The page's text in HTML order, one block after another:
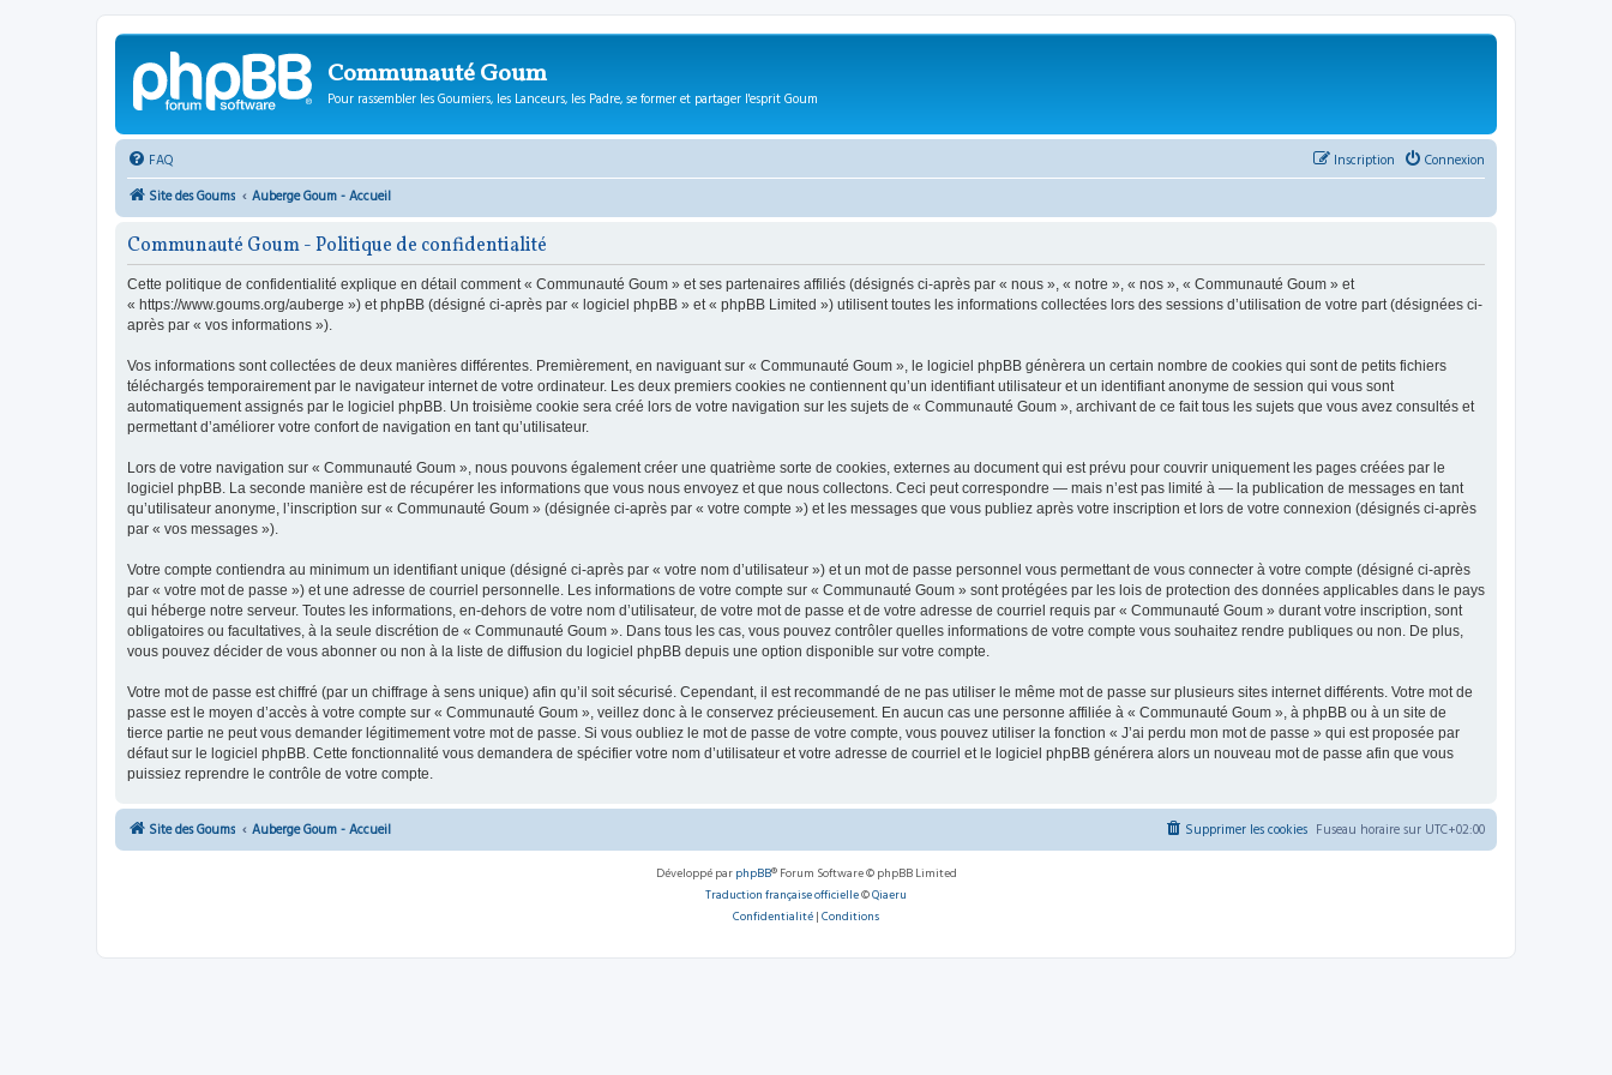
Communauté Goum
Pour rassembler les Goumiers, les Lanceurs, les Padre, se former et partager l'esprit Goum
FAQ Connexion
Inscription
Site des Goums
Auberge Goum - Accueil
Communauté Goum - Politique de confidentialité
Cette politique de confidentialité explique en détail comment « Communauté Goum » et ses partenaires affiliés (désignés ci-après par « nous », « notre », « nos », « Communauté Goum » et
« https://www.goums.org/auberge ») et phpBB (désigné ci-après par « logiciel phpBB » et « phpBB Limited ») utilisent toutes les informations collectées lors des sessions d’utilisation de votre part (désignées ci-
après par « vos informations »).
Vos informations sont collectées de deux manières différentes. Premièrement, en naviguant sur « Communauté Goum », le logiciel phpBB génèrera un certain nombre de cookies qui sont de petits fichiers
téléchargés temporairement par le navigateur internet de votre ordinateur. Les deux premiers cookies ne contiennent qu’un identifiant utilisateur et un identifiant anonyme de session qui vous sont
automatiquement assignés par le logiciel phpBB. Un troisième cookie sera créé lors de votre navigation sur les sujets de « Communauté Goum », archivant de ce fait tous les sujets que vous avez consultés et
permettant d’améliorer votre confort de navigation en tant qu’utilisateur.
Lors de votre navigation sur « Communauté Goum », nous pouvons également créer une quatrième sorte de cookies, externes au document qui est prévu pour couvrir uniquement les pages créées par le
logiciel phpBB. La seconde manière est de récupérer les informations que vous nous envoyez et que nous collectons. Ceci peut correspondre — mais n’est pas limité à — la publication de messages en tant
qu’utilisateur anonyme, l’inscription sur « Communauté Goum » (désignée ci-après par « votre compte ») et les messages que vous publiez après votre inscription et lors de votre connexion (désignés ci-après
par « vos messages »).
Votre compte contiendra au minimum un identifiant unique (désigné ci-après par « votre nom d’utilisateur ») et un mot de passe personnel vous permettant de vous connecter à votre compte (désigné ci-après
par « votre mot de passe ») et une adresse de courriel personnelle. Les informations de votre compte sur « Communauté Goum » sont protégées par les lois de protection des données applicables dans le pays
qui héberge notre serveur. Toutes les informations, en-dehors de votre nom d’utilisateur, de votre mot de passe et de votre adresse de courriel requis par « Communauté Goum » durant votre inscription, sont
obligatoires ou facultatives, à la seule discrétion de « Communauté Goum ». Dans tous les cas, vous pouvez contrôler quelles informations de votre compte vous souhaitez rendre publiques ou non. De plus,
vous pouvez décider de vous abonner ou non à la liste de diffusion du logiciel phpBB depuis une option disponible sur votre compte.
Votre mot de passe est chiffré (par un chiffrage à sens unique) afin qu’il soit sécurisé. Cependant, il est recommandé de ne pas utiliser le même mot de passe sur plusieurs sites internet différents. Votre mot de
passe est le moyen d’accès à votre compte sur « Communauté Goum », veillez donc à le conservez précieusement. En aucun cas une personne affiliée à « Communauté Goum », à phpBB ou à un site de
tierce partie ne peut vous demander légitimement votre mot de passe. Si vous oubliez le mot de passe de votre compte, vous pouvez utiliser la fonction « J’ai perdu mon mot de passe » qui est proposée par
défaut sur le logiciel phpBB. Cette fonctionnalité vous demandera de spécifier votre nom d’utilisateur et votre adresse de courriel et le logiciel phpBB générera alors un nouveau mot de passe afin que vous
puissiez reprendre le contrôle de votre compte.
Site des Goums Auberge Goum - Accueil Fuseau horaire sur UTC+02:00
Supprimer les cookies
Développé par phpBB® Forum Software © phpBB Limited
Traduction française officielle©Qiaeru
Confidentialité | Conditions